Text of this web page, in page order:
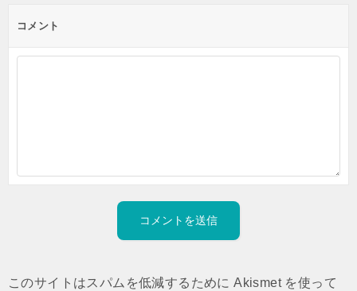
コメント
このサイトはスパムを低減するために Akismet を使って